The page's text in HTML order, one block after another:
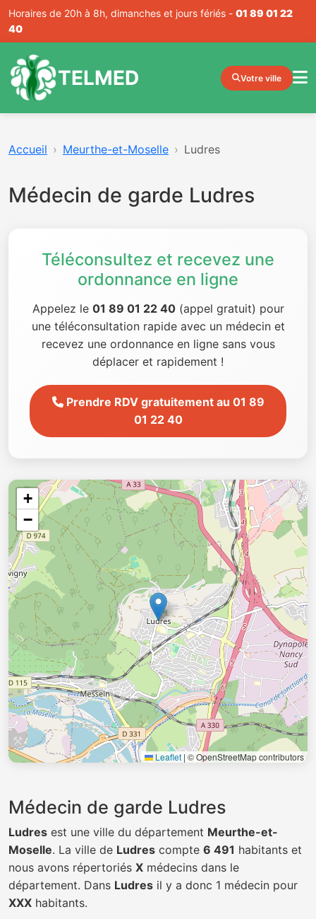
Horaires de 20h à 8h, dimanches et jours fériés - 01 89 01 22
40
TELMED Votre ville
Accueil Meurthe-et-Moselle Ludres
Médecin de garde Ludres
Téléconsultez et recevez une
ordonnance en ligne
Appelez le 01 89 01 22 40(appel gratuit) pour
une téléconsultation rapide avec un médecin et
recevez une ordonnance en ligne sans vous
déplacer et rapidement !
Prendre RDV gratuitement au 01 89
01 22 40
+
−
Leaflet | © OpenStreetMap contributors
Médecin de garde Ludres
Ludres est une ville du département Meurthe-et-
Moselle. La ville de Ludres compte 6 491 habitants et
nous avons répertoriés X médecins dans le
département. Dans Ludres il y a donc 1 médecin pour
XXX habitants.